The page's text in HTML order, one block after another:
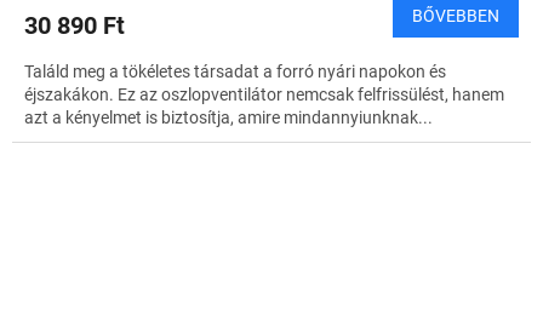
30 890 Ft BŐVEBBEN
Találd meg a tökéletes társadat a forró nyári napokon és
éjszakákon. Ez az oszlopventilátor nemcsak felfrissülést, hanem
azt a kényelmet is biztosítja, amire mindannyiunknak...